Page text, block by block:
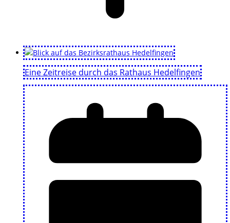
Eine Zeitreise durch das Rathaus Hedelfingen